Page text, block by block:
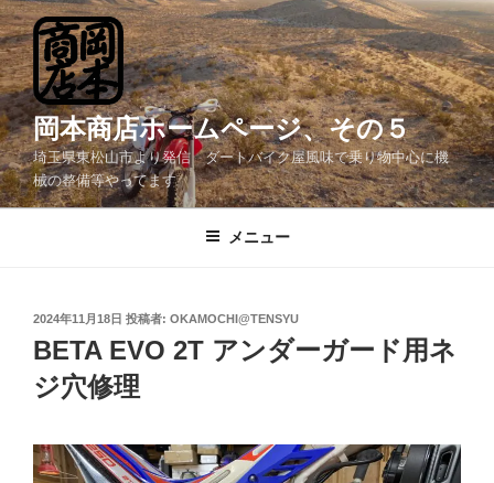
コ
ン
テ
ン
ツ
へ
ス
キ
岡本商店ホームページ、その５
埼玉県東松山市より発信 ダートバイク屋風味で乗り物中心に機
械の整備等やってます
メニュー
投
稿
日:
2024年11月18日 投稿者: OKAMOCHI@TENSYU
BETA EVO 2T アンダーガード用ネ
ジ穴修理